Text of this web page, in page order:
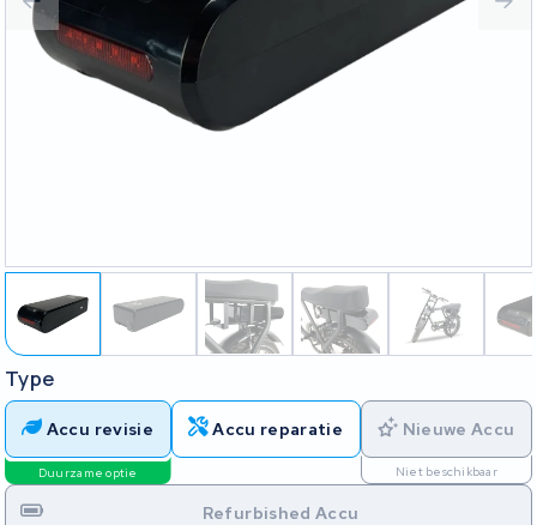
Type
Accu revisie
Duurzame optie
Accu reparatie Nieuwe Accu
Niet beschikbaar
Refurbished Accu